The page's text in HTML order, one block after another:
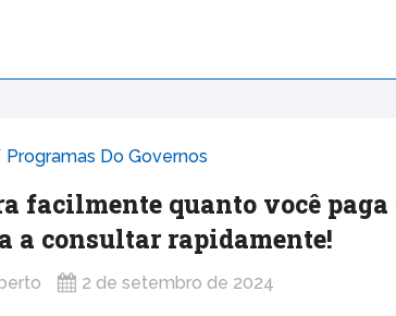
Programas Do Governos
facilmente quanto você
a consultar rapidamente!
2 de setembro de 2024